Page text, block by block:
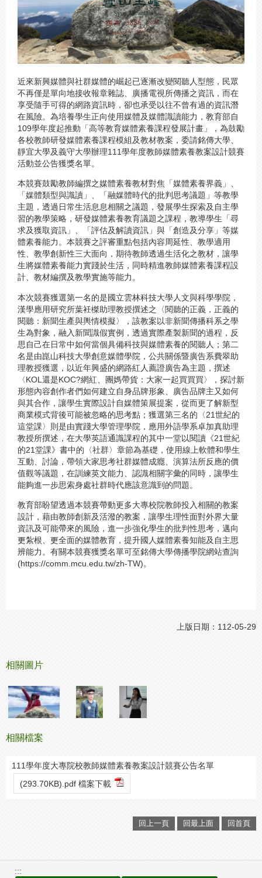
近來新興媒體與社群媒體的崛起已逐漸改變閱聽人型態，民眾
不再僅是單向地接收報章雜誌、廣播電視所傳播之資訊，而在
享受隨手可得的網路資訊時，卻也承受以往不曾有過的資訊潛
在風險。為培養學生正向使用媒體及媒體識讀能力，教育部自
109學年度起推動「高等教育媒體素養課程發展計畫」，為鼓勵
各校教師研發媒體素養課程模組及教材教案，委請銘傳大學、
靜宜大學及義守大學辦理111學年度教師媒體素養教案設計競賽
活動並公告獲獎名單。
本競賽鼓勵教師編撰之媒體素養教材對焦「媒體素養界義」、
「媒體類型與識讀」、「融媒體時代的批判思考議題」等教學
主題，透過日常生活息息相關之議題，發展學生探索及自主學
習的教學策略，研發媒體素養教育議題之課程，教導學生「尋
求及獲取資訊」、「評估及解讀資訊」與「創造及分享」等媒
體素養能力。本競賽之評審重點包括內容周延性、教學適用
性、教學創新性三大面向，期待教師透過生活化之教材，讓學
生將媒體素養能力實踐於生活，同時精進教師媒體素養課程設
計、教材編撰及教學實施等能力。
本次競賽獲選第一名的是國立雲林科技大學人文與科學學院，
漢學應用研究所葉衽榤助理教授撰述之〈閱聽的正義，正義的
閱聽：新聞生產與輿情模擬〉，該教案以非新聞傳播科系之學
生為對象，融入新聞識假實例，透過實際產製新聞的過程，反
思自己在日常中如何當個具備科技與媒體素養的閱聽人；第二
名是由崑山科技大學創意媒體學院，公共關係暨廣告系費翠助
理教授獲選，以近年興盛的網路紅人薦證廣告為主題，撰述
〈KOL還是KOC?網紅、團媽帶貨：大家一起買買買〉，探討新
形態內容創作者們如何建立自身品牌形象、廣告品牌主又如何
與其合作，讓學生實際設計自媒體策展提案，從而更了解新型
商業模式背後可能被忽略的思考點；獲選第三名的〈21世紀的
這堂課〉則是由實踐大學管理學院，應用外語學系卓加真助理
教授所撰述，在大學英語通識課程的其中一堂以閱讀《21世紀
的21堂課》書中的〈社群〉章節為基礎，使用線上軟體和學生
互動、討論，帶領大家思考社群媒體成癮、演算法所反應的價
值觀等議題，在訓練英文能力、認識相關字彙的同時，讓學生
能夠進一步思索身處社群時代應該意識到的問題。
教育部盼望透過本競賽帶動更多大專校院教師投入相關的教案
設計，藉由教師創新及活潑的教案，讓學生理性面對外界大量
資訊及可能帶來的風險，進一步強化學生的批判性思考，邁向
更紮根、更全面的媒體教育，提升國人媒體素養知能及自主思
辨能力。有關本競賽獲獎名單可至銘傳大學傳播學院網站查詢
(https://comm.mcu.edu.tw/zh-TW)。
上版日期：112-05-29
相關圖片
相關檔案
111學年度大專院校教師媒體素養教案設計競賽公告名單
(293.70KB).pdf 檔案下載
回上一頁 回最上面 回首頁
:::